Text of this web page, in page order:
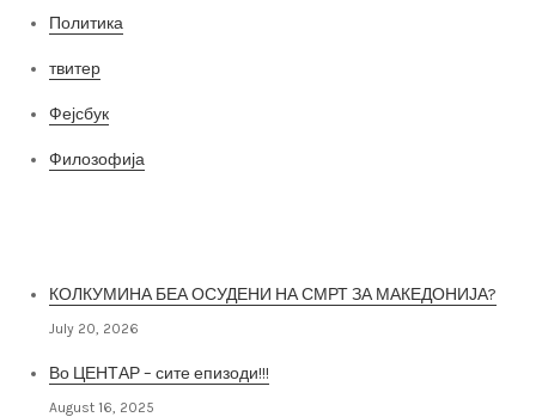
Политика
твитер
Фејсбук
Филозофија
КОЛКУМИНА БЕА ОСУДЕНИ НА СМРТ ЗА МАКЕДОНИЈА?
July 20, 2026
Во ЦЕНТАР – сите епизоди!!!
August 16, 2025